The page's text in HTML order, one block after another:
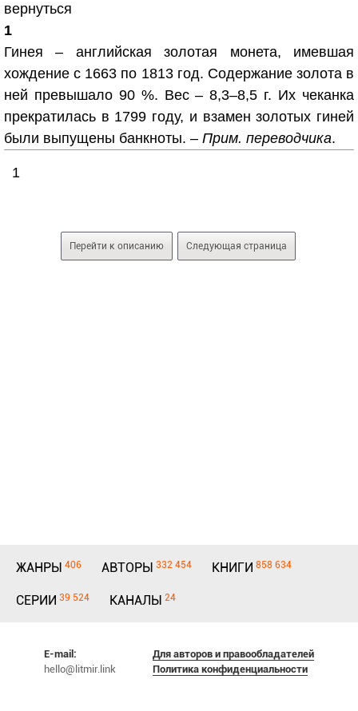
вернуться
1
Гинея – английская золотая монета, имевшая
хождение с 1663 по 1813 год. Содержание золота в
ней превышало 90 %. Вес – 8,3–8,5 г. Их чеканка
прекратилась в 1799 году, и взамен золотых гиней
были выпущены банкноты. – Прим. переводчика.
1
Перейти к описанию Следующая страница
ЖАНРЫ 406 АВТОРЫ 332 454 КНИГИ 858 634
СЕРИИ 39 524 КАНАЛЫ 24
E-mail:
hello@litmir.link
Для авторов и правообладателей
Политика конфиденциальности